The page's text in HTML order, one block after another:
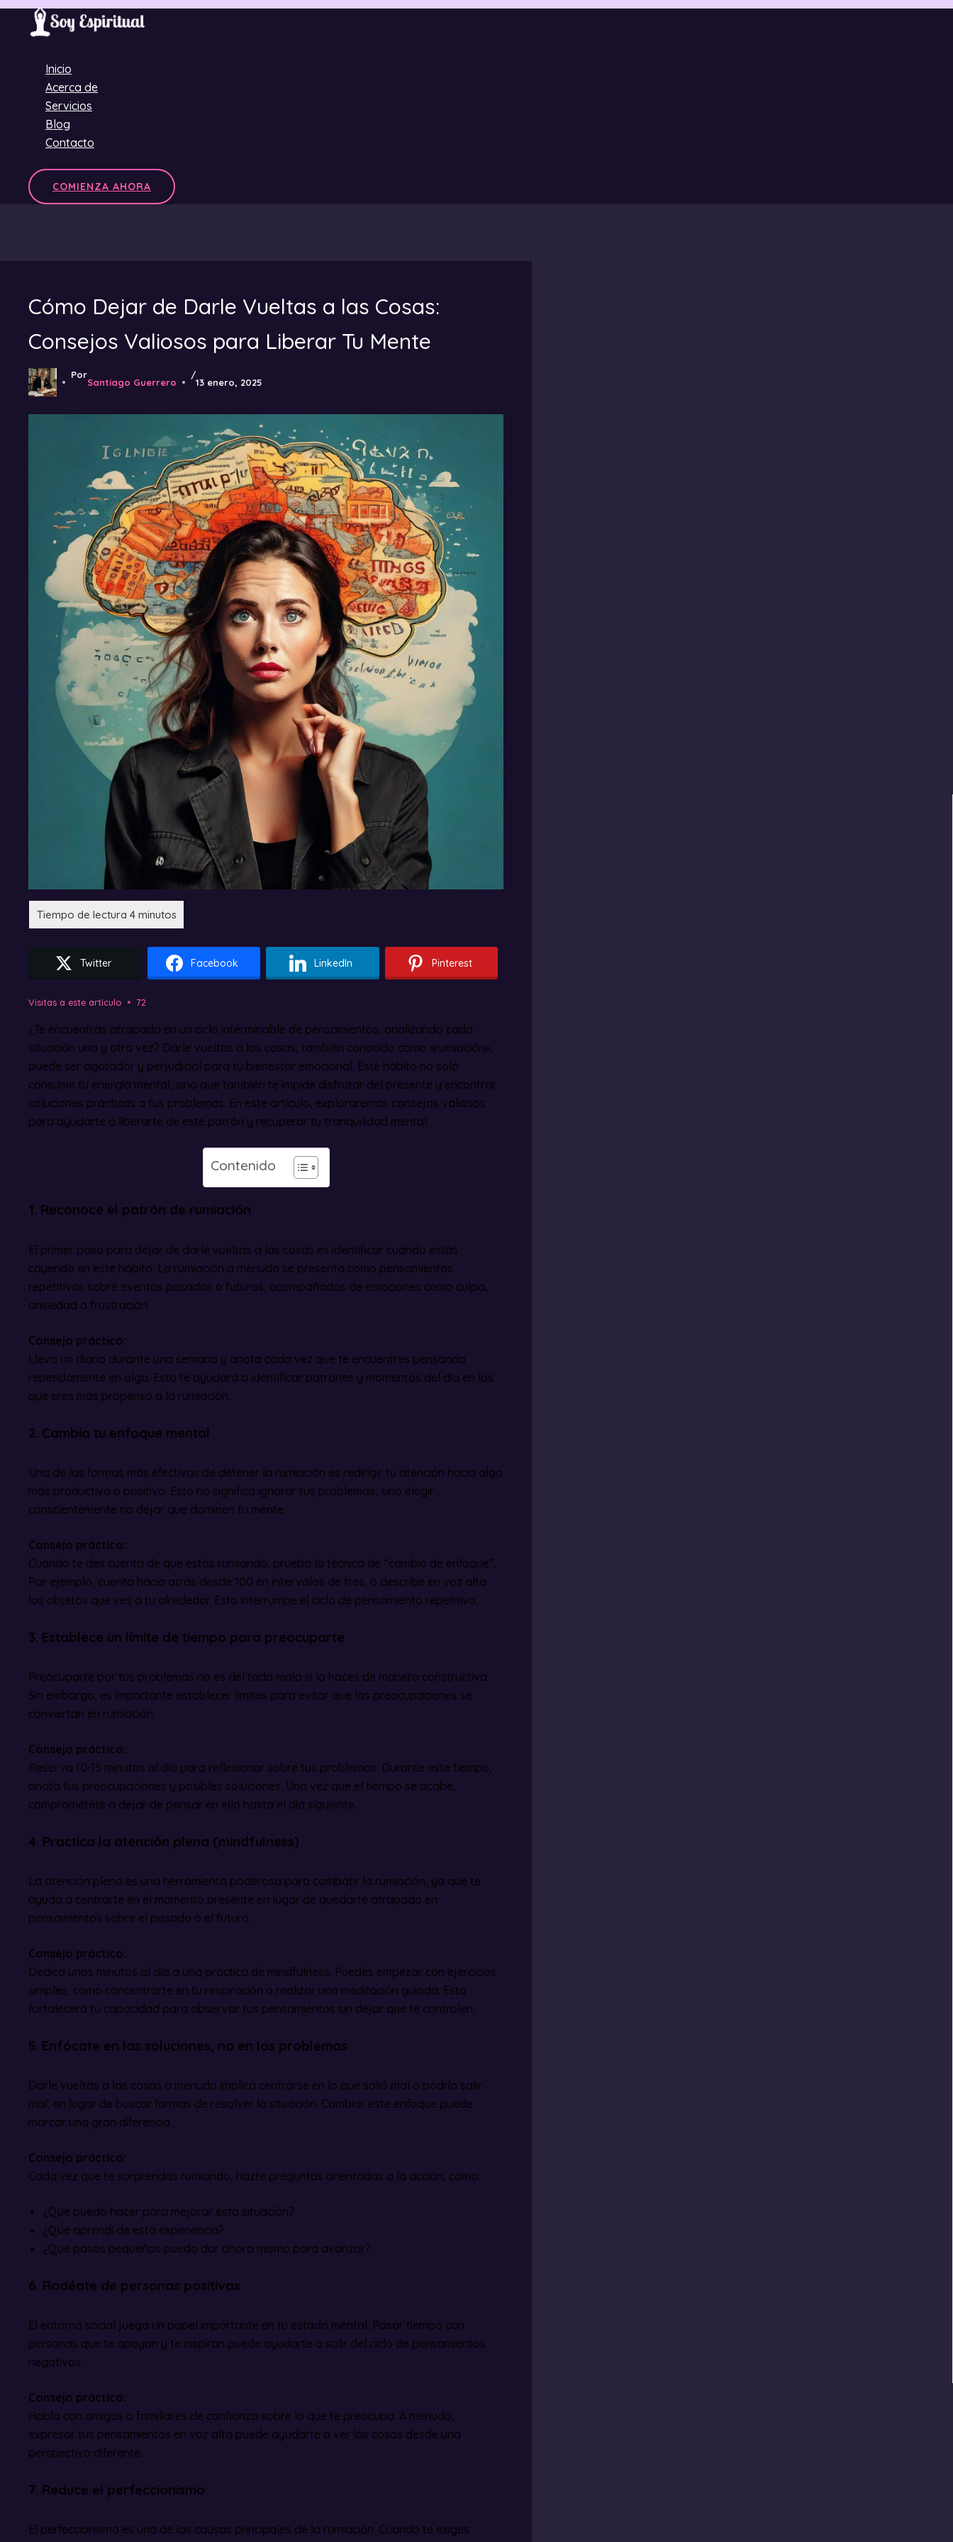
Ir
Inicio
Acerca de
Servicios
Blog
Contacto
COMIENZA AHORA
Cómo Dejar de Darle Vueltas a las Cosas:
Consejos Valiosos para Liberar Tu Mente
Por
Santiago Guerrero
/
13 enero, 2025
Twitter Facebook LinkedIn Pinterest
Visitas a este artículo 72
¿Te encuentras atrapado en un ciclo interminable de pensamientos, analizando cada
situación una y otra vez? Darle vueltas a las cosas, también conocido como «rumiación»,
puede ser agotador y perjudicial para tu bienestar emocional. Este hábito no solo
consume tu energía mental, sino que también te impide disfrutar del presente y encontrar
soluciones prácticas a tus problemas. En este artículo, exploraremos consejos valiosos
para ayudarte a liberarte de este patrón y recuperar tu tranquilidad mental.
Contenido
1. Reconoce el patrón de rumiación
El primer paso para dejar de darle vueltas a las cosas es identificar cuándo estás
cayendo en este hábito. La rumiación a menudo se presenta como pensamientos
repetitivos sobre eventos pasados o futuros, acompañados de emociones como culpa,
ansiedad o frustración.
Consejo práctico:
Lleva un diario durante una semana y anota cada vez que te encuentres pensando
repetidamente en algo. Esto te ayudará a identificar patrones y momentos del día en los
que eres más propenso a la rumiación.
2. Cambia tu enfoque mental
Una de las formas más efectivas de detener la rumiación es redirigir tu atención hacia algo
más productivo o positivo. Esto no significa ignorar tus problemas, sino elegir
conscientemente no dejar que dominen tu mente.
Consejo práctico:
Cuando te des cuenta de que estás rumiando, prueba la técnica de “cambio de enfoque”.
Por ejemplo, cuenta hacia atrás desde 100 en intervalos de tres, o describe en voz alta
los objetos que ves a tu alrededor. Esto interrumpe el ciclo de pensamiento repetitivo.
3. Establece un límite de tiempo para preocuparte
Preocuparte por tus problemas no es del todo malo si lo haces de manera constructiva.
Sin embargo, es importante establecer límites para evitar que las preocupaciones se
conviertan en rumiación.
Consejo práctico:
Reserva 10-15 minutos al día para reflexionar sobre tus problemas. Durante este tiempo,
anota tus preocupaciones y posibles soluciones. Una vez que el tiempo se acabe,
comprométete a dejar de pensar en ello hasta el día siguiente.
4. Practica la atención plena (mindfulness)
La atención plena es una herramienta poderosa para combatir la rumiación, ya que te
ayuda a centrarte en el momento presente en lugar de quedarte atrapado en
pensamientos sobre el pasado o el futuro.
Consejo práctico:
Dedica unos minutos al día a una práctica de mindfulness. Puedes empezar con ejercicios
simples, como concentrarte en tu respiración o realizar una meditación guiada. Esto
fortalecerá tu capacidad para observar tus pensamientos sin dejar que te controlen.
5. Enfócate en las soluciones, no en los problemas
Darle vueltas a las cosas a menudo implica centrarse en lo que salió mal o podría salir
mal, en lugar de buscar formas de resolver la situación. Cambiar este enfoque puede
marcar una gran diferencia.
Consejo práctico:
Cada vez que te sorprendas rumiando, hazte preguntas orientadas a la acción, como:
¿Qué puedo hacer para mejorar esta situación?
¿Qué aprendí de esta experiencia?
¿Qué pasos pequeños puedo dar ahora mismo para avanzar?
6. Rodéate de personas positivas
El entorno social juega un papel importante en tu estado mental. Pasar tiempo con
personas que te apoyan y te inspiran puede ayudarte a salir del ciclo de pensamientos
negativos.
Consejo práctico:
Habla con amigos o familiares de confianza sobre lo que te preocupa. A menudo,
expresar tus pensamientos en voz alta puede ayudarte a ver las cosas desde una
perspectiva diferente.
7. Reduce el perfeccionismo
El perfeccionismo es una de las causas principales de la rumiación. Cuando te exiges